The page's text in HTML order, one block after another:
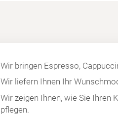
Wir bringen Espresso,
Wir liefern Ihnen Ihr
Wir zeigen Ihnen, wie Sie Ihren
pflegen.